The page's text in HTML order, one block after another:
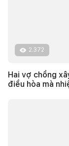
2.372
Hai vợ chồng
điều hòa mà